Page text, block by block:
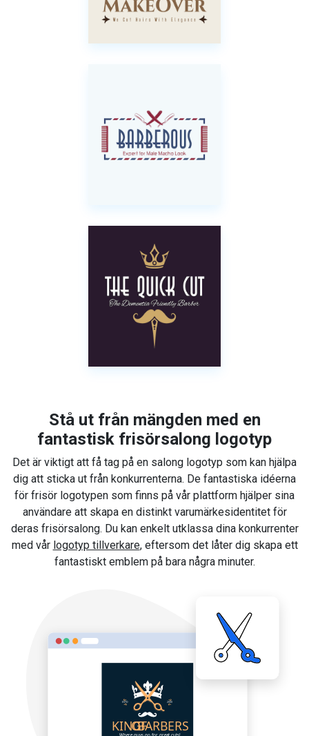
Stå ut från mängden med en
fantastisk frisörsalong logotyp
Det är viktigt att få tag på en salong logotyp som kan hjälpa
dig att sticka ut från konkurrenterna. De fantastiska idéerna
för frisör logotypen som finns på vår plattform hjälper sina
användare att skapa en distinkt varumärkesidentitet för
deras frisörsalong. Du kan enkelt utklassa dina konkurrenter
med vår logotyp tillverkare, eftersom det låter dig skapa ett
fantastiskt emblem på bara några minuter.